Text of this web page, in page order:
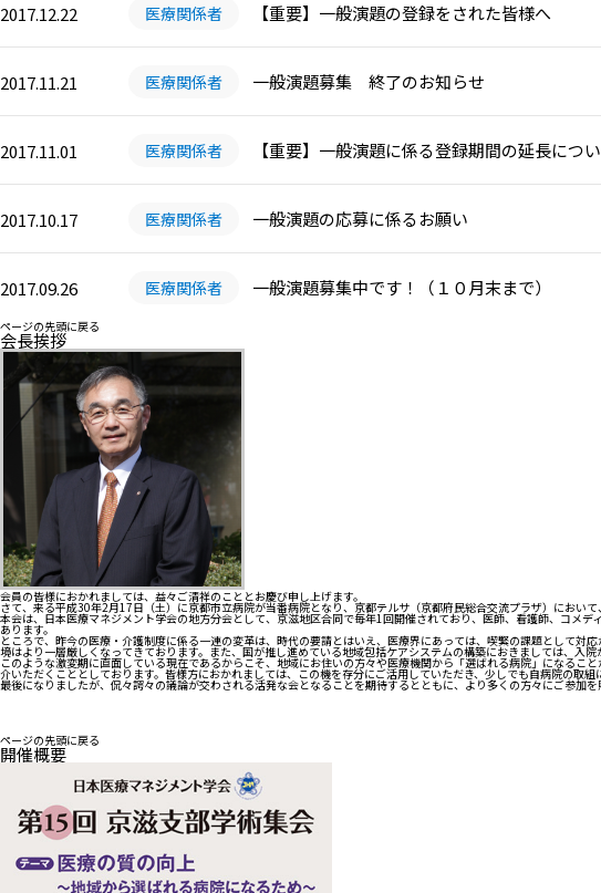
2017.12.22 医療関係者 【重要】一般演題の登録をされた皆様へ
2017.11.21 医療関係者 一般演題募集 終了のお知らせ
2017.11.01 医療関係者 【重要】一般演題に係る登録期間の延長につ
2017.10.17 医療関係者 一般演題の応募に係るお願い
2017.09.26 医療関係者 一般演題募集中です！（１０月末まで）
ページの先頭に戻る
会長挨拶
会員の皆様におかれましては、益々ご清祥のこととお慶び申し上げます。
さて、来る平成30年2月17日（土）に京都市立病院が当番病院となり、京都テルサ（京都府民総合交流プラザ）におい
本会は、日本医療マネジメント学会の地方分会として、京滋地区合同で毎年1回開催されており、医師、看護師、コメ
あります。
ところで、昨今の医療・介護制度に係る一連の変革は、時代の要請とはいえ、医療界にあっては、喫緊の課題として
境はより一層厳しくなってきております。また、国が推し進めている地域包括ケアシステムの構築におきましては、入
このような激変期に直面している現在であるからこそ、地域にお住いの方々や医療機関から「選ばれる病院」になる
介いただくこととしております。皆様方におかれましては、この機を存分にご活用していただき、少しでも自病院の取
最後になりましたが、侃々諤々の議論が交わされる活発な会となることを期待するとともに、より多くの方々にご参加
ページの先頭に戻る
開催概要